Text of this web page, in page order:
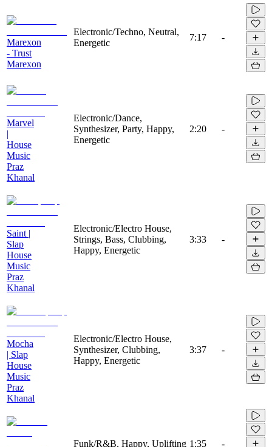
Marexon
- Trust
Marexon
Electronic/Techno, Neutral,
Energetic
7:17 -
Marvel
|
House
Music
Praz
Khanal
Electronic/Dance,
Synthesizer, Party, Happy,
Energetic
2:20 -
Saint |
Slap
House
Music
Praz
Khanal
Electronic/Electro House,
Strings, Bass, Clubbing,
Happy, Energetic
3:33 -
Mocha
| Slap
House
Music
Praz
Khanal
Electronic/Electro House,
Synthesizer, Clubbing,
Happy, Energetic
3:37 -
Funk/R&B, Happy, Uplifting 1:35 -